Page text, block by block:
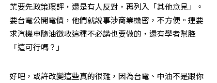
業要先政策環評，還是有人反對，再列入「其他意見」。
要台電公開電價，他們就說事涉商業機密，不方便。連要
求汽機車隨油徵收這種不必講也要做的，還有學者幫腔
「這可行嗎？」
好吧，或許改變這些真的很難，因為台電、中油不是跟你